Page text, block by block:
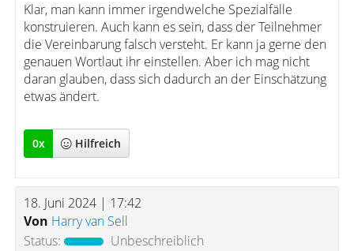
Klar, man kann immer irgendwelche Spezialfälle
konstruieren. Auch kann es sein, dass der Teilnehmer
die Vereinbarung falsch versteht. Er kann ja gerne den
genauen Wortlaut ihr einstellen. Aber ich mag nicht
daran glauben, dass sich dadurch an der Einschätzung
etwas ändert.
0x Hilfreich
18. Juni 2024 | 17:42
Von Harry van Sell
Status:
Unbeschreiblich